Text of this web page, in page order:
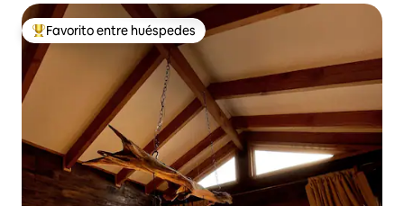
Favorito entre los huéspedes más destacados
Favorito entre huéspedes